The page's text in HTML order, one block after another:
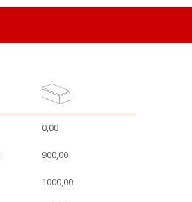
0,00
900,00
1000,00